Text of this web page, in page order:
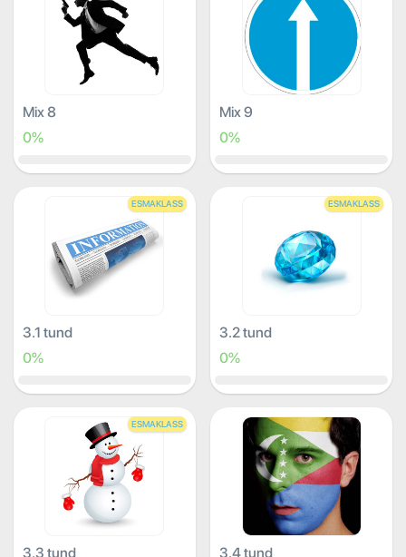
Mix 8
0%
Mix 9
0%
ESMAKLASS
3.1 tund
0%
ESMAKLASS
3.2 tund
0%
ESMAKLASS
3.3 tund
3.4 tund